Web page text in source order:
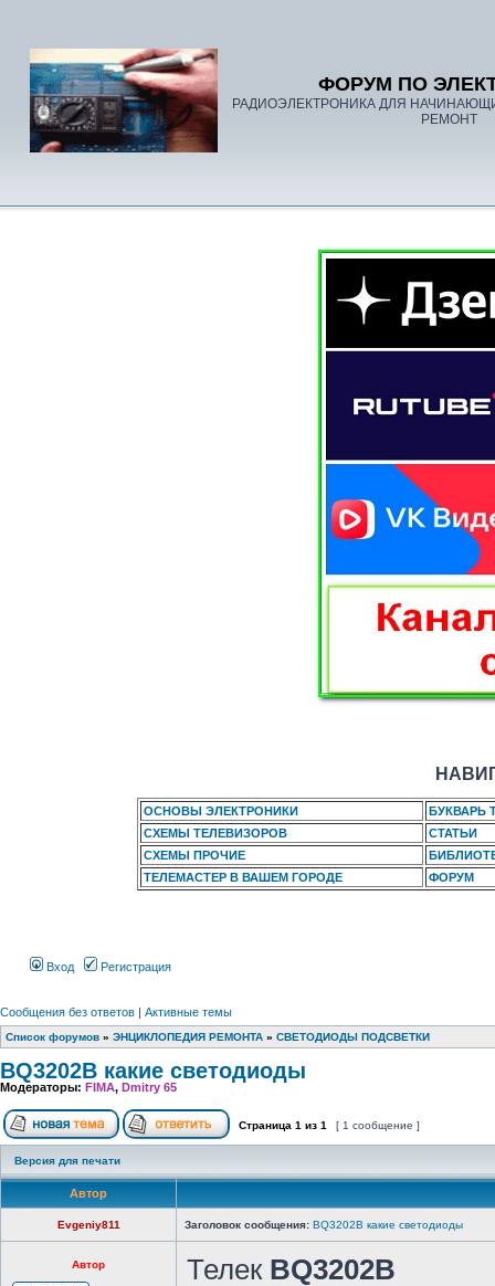
ФОРУМ ПО
РАДИОЭЛЕКТРОНИКА ДЛЯ
РЕМОНТ
ОСНОВЫ ЭЛЕКТРОНИКИ
БУКВАРЬ
СХЕМЫ ТЕЛЕВИЗОРОВ
СТАТЬИ
СХЕМЫ ПРОЧИЕ
ТЕЛЕМАСТЕР В ВАШЕМ ГОРОДЕ
ФОРУМ
Вход Регистрация
Сообщения без ответов | Активные темы
Список форумов » ЭНЦИКЛОПЕДИЯ РЕМОНТА » СВЕТОДИОДЫ ПОДСВЕТКИ
BQ3202B какие светодиоды
Модераторы: FIMA, Dmitry 65
Страница 1 из 1 [ 1 сообщение ]
Версия для печати
Автор
Evgeniy811 Заголовок сообщения: BQ3202B какие светодиоды
Автор Телек BQ3202B